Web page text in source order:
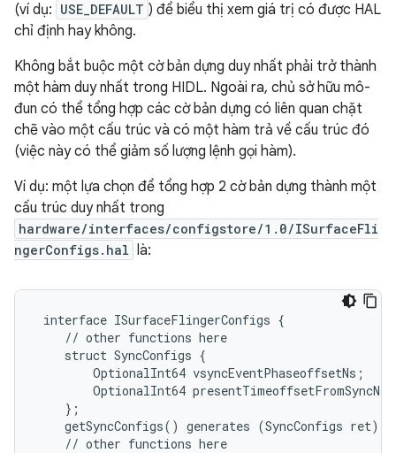
(ví dụ: USE_DEFAULT ) để biểu thị xem giá trị có được HAL
chỉ định hay không.
Không bắt buộc một cờ bản dựng duy nhất phải trở thành
một hàm duy nhất trong HIDL. Ngoài ra, chủ sở hữu mô-
đun có thể tổng hợp các cờ bản dựng có liên quan chặt
chẽ vào một cấu trúc và có một hàm trả về cấu trúc đó
(việc này có thể giảm số lượng lệnh gọi hàm).
Ví dụ: một lựa chọn để tổng hợp 2 cờ bản dựng thành một
cấu trúc duy nhất trong
hardware/interfaces/configstore/1.0/ISurfaceFli
ngerConfigs.hal là:
interface ISurfaceFlingerConfigs {
    // other functions here
    struct SyncConfigs {
        OptionalInt64 vsyncEventPhaseoffsetNs;
        OptionalInt64 presentTimeoffsetFromSyncNs;
    };
    getSyncConfigs() generates (SyncConfigs ret);
    // other functions here